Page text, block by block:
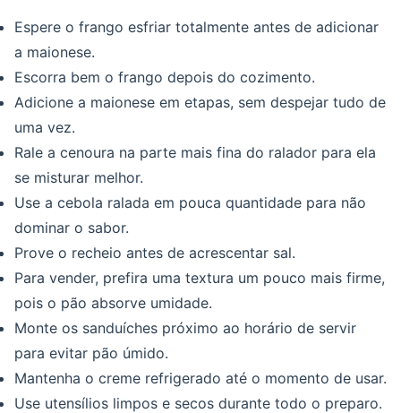
Espere o frango esfriar totalmente antes de adicionar
a maionese.
Escorra bem o frango depois do cozimento.
Adicione a maionese em etapas, sem despejar tudo de
uma vez.
Rale a cenoura na parte mais fina do ralador para ela
se misturar melhor.
Use a cebola ralada em pouca quantidade para não
dominar o sabor.
Prove o recheio antes de acrescentar sal.
Para vender, prefira uma textura um pouco mais firme,
pois o pão absorve umidade.
Monte os sanduíches próximo ao horário de servir
para evitar pão úmido.
Mantenha o creme refrigerado até o momento de usar.
Use utensílios limpos e secos durante todo o preparo.